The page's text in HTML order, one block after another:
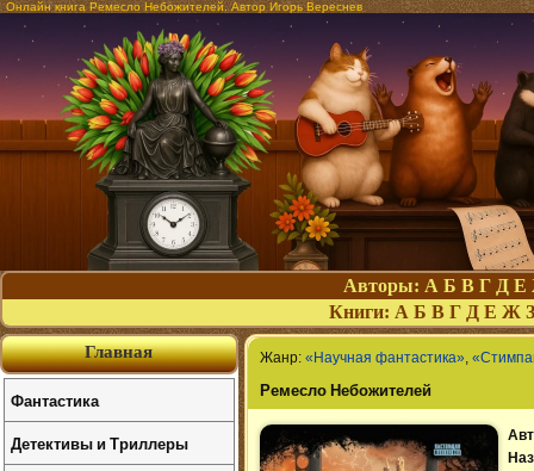
Онлайн книга Ремесло Небожителей. Автор Игорь Вереснев
Авторы: А Б В Г Д Е
Книги: А Б В Г Д Е Ж З
Жанр: «Научная фантастика»,
Ремесло Небожителей
Главная
Фантастика
Детективы и Триллеры